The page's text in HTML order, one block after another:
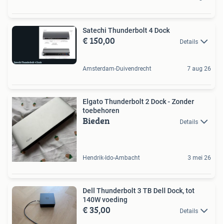
Satechi Thunderbolt 4 Dock
€ 150,00 Details
Amsterdam-Duivendrecht 7 aug 26
Elgato Thunderbolt 2 Dock - Zonder
toebehoren
Bieden Details
Hendrik-Ido-Ambacht 3 mei 26
Dell Thunderbolt 3 TB Dell Dock, tot
140W voeding
€ 35,00 Details